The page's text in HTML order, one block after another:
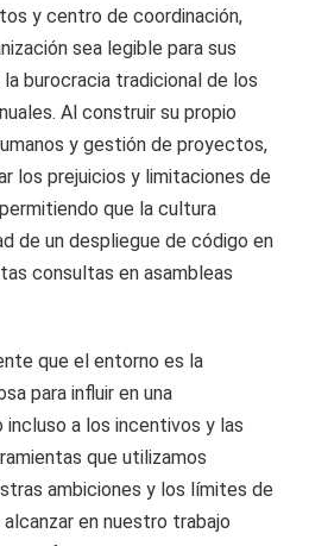
y centro de coordinación,
sea legible para sus
burocracia tradicional de los
Al construir su propio
y gestión de proyectos,
los prejuicios y limitaciones de
que la cultura
de un despliegue de código en
consultas en asambleas
que el entorno es la
para influir en una
incluso a los incentivos y las
que utilizamos
ambiciones y los límites de
en nuestro trabajo